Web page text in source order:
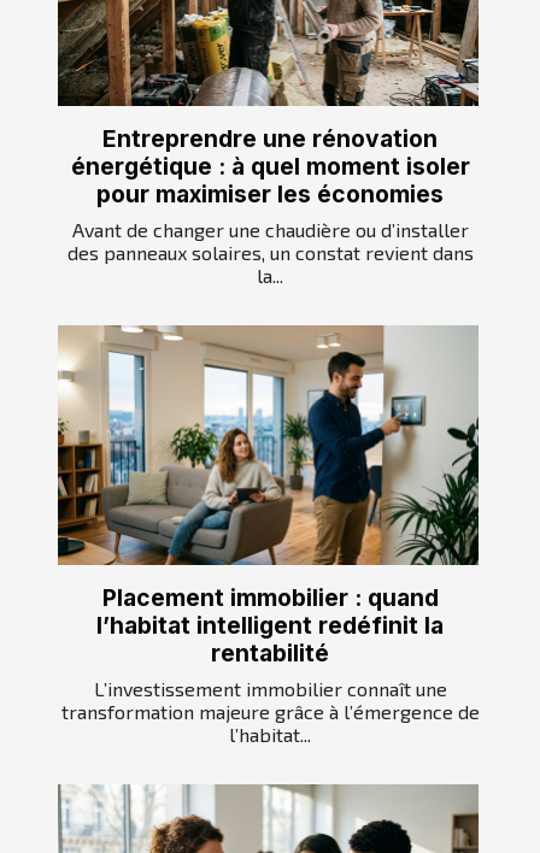
Entreprendre une rénovation
énergétique : à quel moment isoler
pour maximiser les économies
Avant de changer une chaudière ou d’installer
des panneaux solaires, un constat revient dans
la...
Placement immobilier : quand
l’habitat intelligent redéfinit la
rentabilité
L’investissement immobilier connaît une
transformation majeure grâce à l’émergence de
l’habitat...